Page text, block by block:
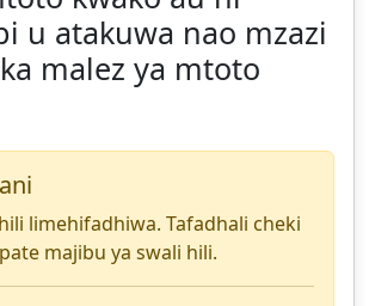
u atakuwa nao mzazi
malez ya mtoto
limehifadhiwa. Tafadhali cheki
majibu ya swali hili.